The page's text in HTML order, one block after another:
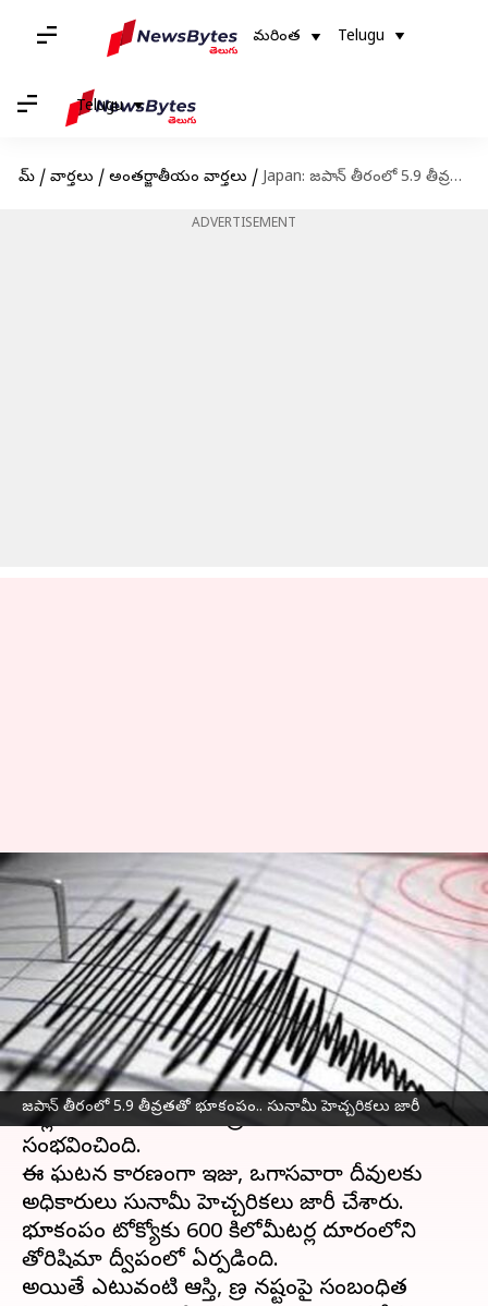
మరింత Telugu
Telugu
హోమ్ / వార్తలు / అంతర్జాతీయం వార్తలు / Japan: జపాన్ తీరంలో 5.9 తీవ్రతతో భూకంపం.. సునామీ హెచ్చరికలు జారీ
ADVERTISEMENT
జపాన్ తీరంలో 5.9 తీవ్రతతో భూకంపం.. సునామీ హెచ్చరికలు జారీ
Japan: జపాన్ తీరంలో 5.9 తీవ్రతతో
భూకంపం.. సునామీ హెచ్చరికలు
జారీ
వ్రాసిన వారు Jayachandra Akuri Sep 24, 2024 12:34 pm
ఈ వార్తాకథనం ఏంటి
జపాన్తీరంలో పసిఫిక్ మహాసముద్రంలో మంగళవారం
తెల్లవారుజామున 5.9 తీవ్రతతో భూకంపం
సంభవించింది.
ఈ ఘటన కారణంగా ఇజు, ఒగాసవారా దీవులకు
అధికారులు సునామీ హెచ్చరికలు జారీ చేశారు.
భూకంపం టోక్యోకు 600 కిలోమీటర్ల దూరంలోని
తోరిషిమా ద్వీపంలో ఏర్పడింది.
అయితే ఎటువంటి ఆస్తి, ప్రాణ నష్టంపై సంబంధిత